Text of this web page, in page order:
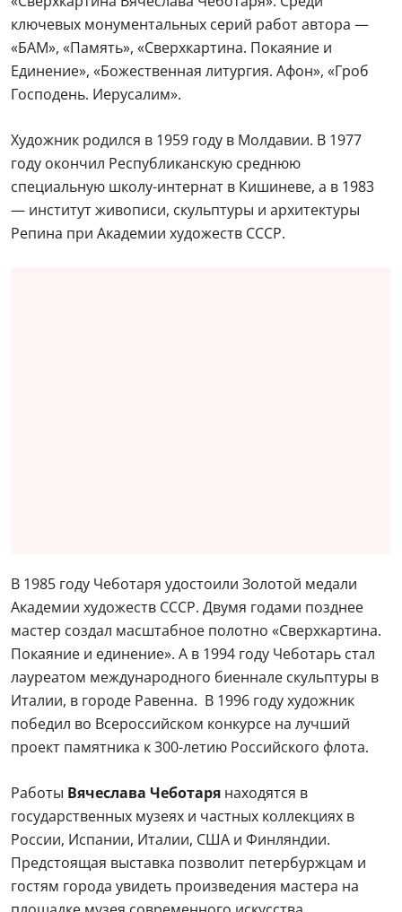
ключевых монументальных серий работ автора —
«БАМ», «Память», «Сверхкартина. Покаяние и
Единение», «Божественная литургия. Афон», «Гроб
Господень. Иерусалим».
Художник родился в 1959 году в Молдавии. В 1977
году окончил Республиканскую среднюю
специальную школу-интернат в Кишиневе, а в 1983
— институт живописи, скульптуры и архитектуры
Репина при Академии художеств СССР.
В 1985 году Чеботаря удостоили Золотой медали
Академии художеств СССР. Двумя годами позднее
мастер создал масштабное полотно «Сверхкартина.
Покаяние и единение». А в 1994 году Чеботарь стал
лауреатом международного биеннале скульптуры в
Италии, в городе Равенна. В 1996 году художник
победил во Всероссийском конкурсе на лучший
проект памятника к 300-летию Российского флота.
Работы Вячеслава Чеботаря находятся в
государственных музеях и частных коллекциях в
России, Испании, Италии, США и Финляндии.
Предстоящая выставка позволит петербуржцам и
гостям города увидеть произведения мастера на